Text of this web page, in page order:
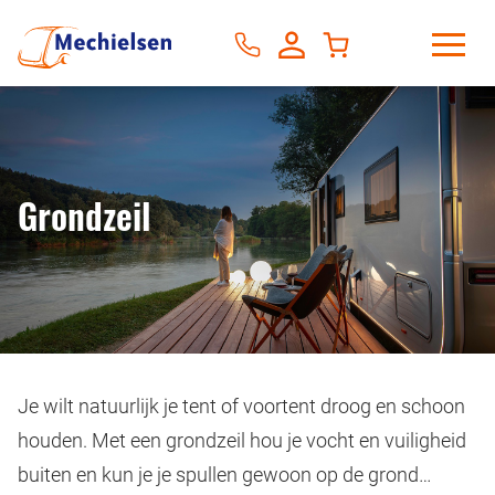
Grondzeil
Je wilt natuurlijk je tent of voortent droog en schoon
houden. Met een grondzeil hou je vocht en vuiligheid
buiten en kun je je spullen gewoon op de grond